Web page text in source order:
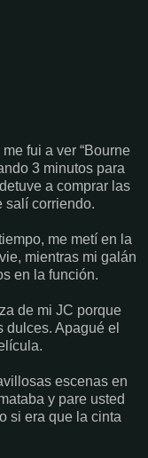
fui a ver “Bourne
3 minutos para
a comprar las
salí corriendo.
me metí en la
mientras mi galán
en la función.
de mi JC porque
dulces. Apagué el
escenas en
y pare usted
si era que la cinta